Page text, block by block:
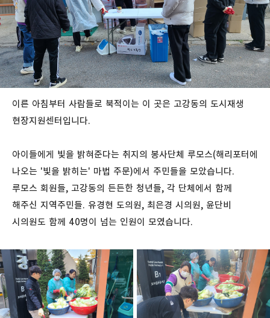
이른 아침부터 사람들로 북적이는 이 곳은 고강동의 도시재생
현장지원센터입니다.
아이들에게 빛을 밝혀준다는 취지의 봉사단체 루모스(해리포터에
나오는 '빛을 밝히는' 마법 주문)에서 주민들을 모았습니다.
루모스 회원들, 고강동의 든든한 청년들, 각 단체에서 함께
해주신 지역주민들. 유경현 도의원, 최은경 시의원, 윤단비
시의원도 함께 40명이 넘는 인원이 모였습니다.